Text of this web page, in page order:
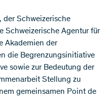
der Schweizerische
Schweizerische Agentur für
Akademien der
die Begrenzungsinitiative
sowie zur Bedeutung der
Stellung zu
gemeinsamen Point de